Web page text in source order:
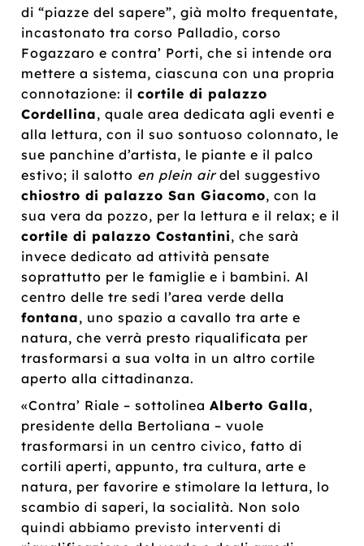
di “piazze del sapere”, già molto frequentate,
incastonato tra corso Palladio, corso
Fogazzaro e contra’ Porti, che si intende ora
mettere a sistema, ciascuna con una propria
connotazione: ilcortile di palazzo
Cordellina, quale area dedicata agli eventi e
alla lettura, con il suo sontuoso colonnato, le
sue panchine d’artista, le piante e il palco
estivo; il salotto en plein airdel suggestivo
chiostro di palazzo San Giacomo, con la
sua vera da pozzo, per la lettura e il relax; e il
cortile di palazzo Costantini, che sarà
invece dedicato ad attività pensate
soprattutto per le famiglie e i bambini. Al
centro delle tre sedi l’area verde della
fontana, uno spazio a cavallo tra arte e
natura, che verrà presto riqualificata per
trasformarsi a sua volta in un altro cortile
aperto alla cittadinanza.
«Contra’ Riale – sottolineaAlberto Galla,
presidente della Bertoliana – vuole
trasformarsi in un centro civico, fatto di
cortili aperti, appunto, tra cultura, arte e
natura, per favorire e stimolare la lettura, lo
scambio di saperi, la socialità. Non solo
quindi abbiamo previsto interventi di